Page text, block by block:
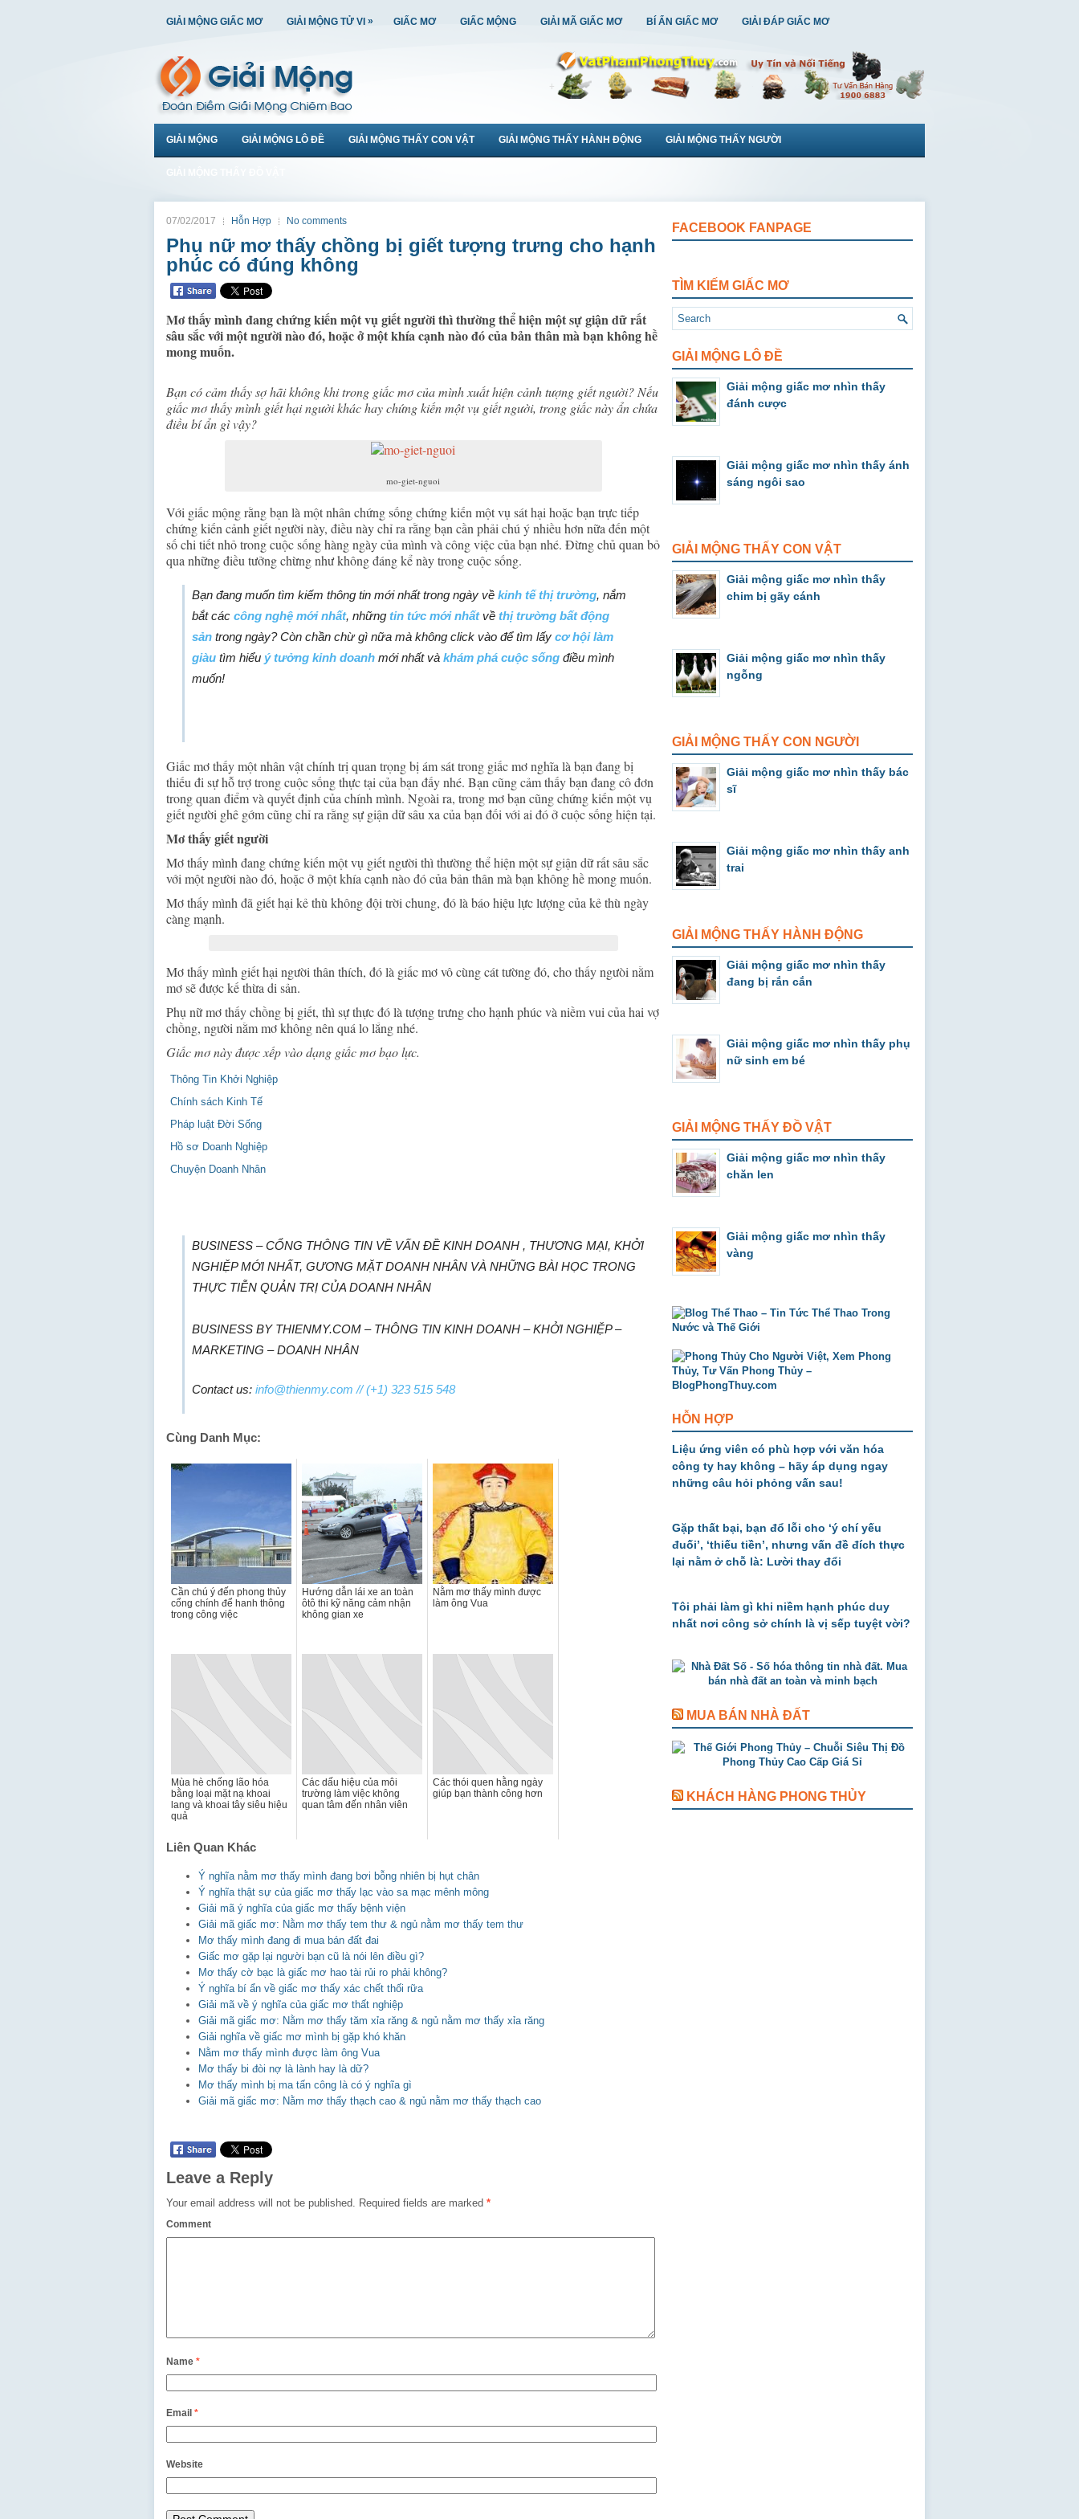
GIẢI MỘNG GIẤC MƠ GIẢI MỘNG TỬ VI » GIẤC MƠ GIẤC MỘNG GIẢI MÃ GIẤC MƠ BÍ ẨN GIẤC MƠ GIẢI ĐÁP GIẤC MƠ
GIẢI MỘNG GIẢI MỘNG LÔ ĐỀ GIẢI MỘNG THẤY CON VẬT GIẢI MỘNG THẤY HÀNH ĐỘNG GIẢI MỘNG THẤY NGƯỜI
07/02/2017 Hỗn Hợp No comments
Phụ nữ mơ thấy chồng bị giết tượng trưng cho hạnh
phúc có đúng không
Mơ thấy mình đang chứng kiến một vụ giết người thì thường thể hiện một sự giận dữ rất
sâu sắc với một người nào đó, hoặc ở một khía cạnh nào đó của bản thân mà bạn không hề
mong muốn.
Bạn có cảm thấy sợ hãi không khi trong giấc mơ của mình xuất hiện cảnh tượng giết người? Nếu
giấc mơ thấy mình giết hại người khác hay chứng kiến một vụ giết người, trong giấc này ẩn chứa
điều bí ẩn gì vậy?
mo-giet-nguoi
Với giấc mộng rằng bạn là một nhân chứng sống chứng kiến một vụ sát hại hoặc bạn trực tiếp
chứng kiến cảnh giết người này, điều này chỉ ra rằng bạn cần phải chú ý nhiều hơn nữa đến một
số chi tiết nhỏ trong cuộc sống hàng ngày của mình và công việc của bạn nhé. Đừng chủ quan bỏ
qua những điều tưởng chừng như không đáng kể này trong cuộc sống.
Bạn đang muốn tìm kiếm thông tin mới nhất trong ngày về kinh tế thị trường, nắm
bắt các công nghệ mới nhất, những tin tức mới nhất về thị trường bất động
sản trong ngày? Còn chần chừ gì nữa mà không click vào để tìm lấy cơ hội làm
giàu tìm hiểu ý tưởng kinh doanh mới nhất và khám phá cuộc sống điều mình
muốn!
Giấc mơ thấy một nhân vật chính trị quan trọng bị ám sát trong giấc mơ nghĩa là bạn đang bị
thiếu đi sự hỗ trợ trong cuộc sống thực tại của bạn đấy nhé. Bạn cũng cảm thấy bạn đang cô đơn
trong quan điểm và quyết định của chính mình. Ngoài ra, trong mơ bạn cũng chứng kiến một vụ
giết người ghê gớm cũng chỉ ra rằng sự giận dữ sâu xa của bạn đối với ai đó ở cuộc sống hiện tại.
Mơ thấy giết người
Mơ thấy mình đang chứng kiến một vụ giết người thì thường thể hiện một sự giận dữ rất sâu sắc
với một người nào đó, hoặc ở một khía cạnh nào đó của bản thân mà bạn không hề mong muốn.
Mơ thấy mình đã giết hại kẻ thù không đội trời chung, đó là báo hiệu lực lượng của kẻ thù ngày
càng mạnh.
Mơ thấy mình giết hại người thân thích, đó là giấc mơ vô cùng cát tường đó, cho thấy ngưòi nằm
mơ sẽ được kế thừa di sản.
Phụ nữ mơ thấy chồng bị giết, thì sự thực đó là tượng trưng cho hạnh phúc và niềm vui của hai vợ
chồng, người nằm mơ không nên quá lo lắng nhé.
Giấc mơ này được xếp vào dạng giấc mơ bạo lực.
Thông Tin Khởi Nghiệp
Chính sách Kinh Tế
Pháp luật Đời Sống
Hồ sơ Doanh Nghiệp
Chuyện Doanh Nhân
BUSINESS – CỔNG THÔNG TIN VỀ VẤN ĐỀ KINH DOANH , THƯƠNG MẠI, KHỞI
NGHIỆP MỚI NHẤT, GƯƠNG MẶT DOANH NHÂN VÀ NHỮNG BÀI HỌC TRONG
THỰC TIỄN QUẢN TRỊ CỦA DOANH NHÂN
BUSINESS BY THIENMY.COM – THÔNG TIN KINH DOANH – KHỞI NGHIỆP –
MARKETING – DOANH NHÂN
Contact us: info@thienmy.com // (+1) 323 515 548
Cùng Danh Mục:
Cần chú ý đến phong thủy
cổng chính để hanh thông
trong công việc
Hướng dẫn lái xe an toàn
ôtô thi kỹ năng cảm nhận
không gian xe
Nằm mơ thấy mình được
làm ông Vua
Mùa hè chống lão hóa
bằng loại mặt nạ khoai
lang và khoai tây siêu hiệu
quả
Các dấu hiệu của môi
trường làm việc không
quan tâm đến nhân viên
Các thói quen hằng ngày
giúp bạn thành công hơn
Liên Quan Khác
Ý nghĩa nằm mơ thấy mình đang bơi bỗng nhiên bị hụt chân
Ý nghĩa thật sự của giấc mơ thấy lạc vào sa mạc mênh mông
Giải mã ý nghĩa của giấc mơ thấy bệnh viện
Giải mã giấc mơ: Nằm mơ thấy tem thư & ngủ nằm mơ thấy tem thư
Mơ thấy mình đang đi mua bán đất đai
Giấc mơ gặp lại người bạn cũ là nói lên điều gì?
Mơ thấy cờ bạc là giấc mơ hao tài rủi ro phải không?
Ý nghĩa bí ẩn về giấc mơ thấy xác chết thối rữa
Giải mã về ý nghĩa của giấc mơ thất nghiệp
Giải mã giấc mơ: Nằm mơ thấy tăm xỉa răng & ngủ nằm mơ thấy xỉa răng
Giải nghĩa về giấc mơ mình bị gặp khó khăn
Nằm mơ thấy mình được làm ông Vua
Mơ thấy bi đòi nợ là lành hay là dữ?
Mơ thấy mình bị ma tấn công là có ý nghĩa gì
Giải mã giấc mơ: Nằm mơ thấy thạch cao & ngủ nằm mơ thấy thạch cao
Leave a Reply
Your email address will not be published. Required fields are marked *
Comment
Name *
Email *
Website
FACEBOOK FANPAGE
TÌM KIẾM GIẤC MƠ
GIẢI MỘNG LÔ ĐỀ
Giải mộng giấc mơ nhìn thấy
đánh cược
Giải mộng giấc mơ nhìn thấy ánh
sáng ngôi sao
GIẢI MỘNG THẤY CON VẬT
Giải mộng giấc mơ nhìn thấy
chim bị gãy cánh
Giải mộng giấc mơ nhìn thấy
ngỗng
GIẢI MỘNG THẤY CON NGƯỜI
Giải mộng giấc mơ nhìn thấy bác
sĩ
Giải mộng giấc mơ nhìn thấy anh
trai
GIẢI MỘNG THẤY HÀNH ĐỘNG
Giải mộng giấc mơ nhìn thấy
đang bị rắn cắn
Giải mộng giấc mơ nhìn thấy phụ
nữ sinh em bé
GIẢI MỘNG THẤY ĐỒ VẬT
Giải mộng giấc mơ nhìn thấy
chăn len
Giải mộng giấc mơ nhìn thấy
vàng
HỖN HỢP
Liệu ứng viên có phù hợp với văn hóa
công ty hay không – hãy áp dụng ngay
những câu hỏi phỏng vấn sau!
Gặp thất bại, bạn đổ lỗi cho ‘ý chí yếu
đuối’, ‘thiếu tiền’, nhưng vấn đề đích thực
lại nằm ở chỗ là: Lười thay đổi
Tôi phải làm gì khi niềm hạnh phúc duy
nhất nơi công sở chính là vị sếp tuyệt vời?
MUA BÁN NHÀ ĐẤT
KHÁCH HÀNG PHONG THỦY